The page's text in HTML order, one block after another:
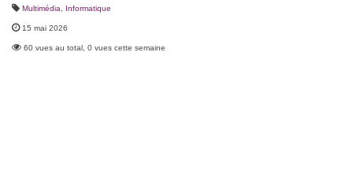
Multimédia Informatique
15 mai 2026
60 vues au total, 0 vues cette semaine